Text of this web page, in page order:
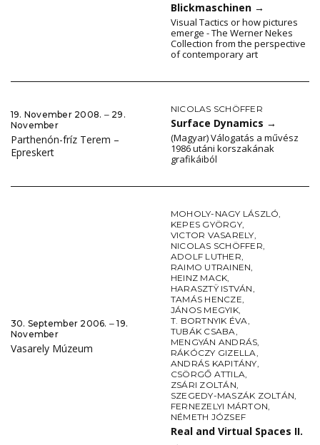
Blickmaschinen →
Visual Tactics or how pictures
emerge - The Werner Nekes
Collection from the perspective
of contemporary art
19. November 2008. ‒ 29.
November
Parthenón-fríz Terem –
Epreskert
NICOLAS SCHÖFFER
Surface Dynamics →
(Magyar) Válogatás a művész
1986 utáni korszakának
grafikáiból
30. September 2006. ‒ 19.
November
Vasarely Múzeum
MOHOLY-NAGY LÁSZLÓ,
KEPES GYÖRGY,
VICTOR VASARELY,
NICOLAS SCHÖFFER,
ADOLF LUTHER,
RAIMO UTRAINEN,
HEINZ MACK,
HARASZTŸ ISTVÁN,
TAMÁS HENCZE,
JÁNOS MEGYIK,
T. BORTNYIK ÉVA,
TUBÁK CSABA,
MENGYÁN ANDRÁS,
RÁKÓCZY GIZELLA,
ANDRÁS KAPITÁNY,
CSÖRGŐ ATTILA,
ZSÁRI ZOLTÁN,
SZEGEDY-MASZÁK ZOLTÁN,
FERNEZELYI MÁRTON,
NÉMETH JÓZSEF
Real and Virtual Spaces II.